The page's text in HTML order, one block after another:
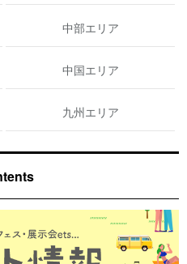
中部エリア
中国エリア
九州エリア